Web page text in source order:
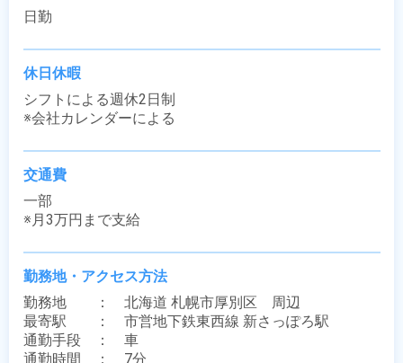
日勤
休日休暇
シフトによる週休2日制
※会社カレンダーによる
交通費
一部
※月3万円まで支給
勤務地・アクセス方法
勤務地　　：　北海道 札幌市厚別区　周辺
最寄駅　　：　市営地下鉄東西線 新さっぽろ駅
通勤手段　：　車
通勤時間　：　7分